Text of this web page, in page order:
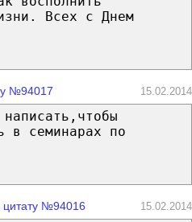
Всех с Днем
№94017 15.02.2014
в семинарах по
цитату №94016 15.02.2014